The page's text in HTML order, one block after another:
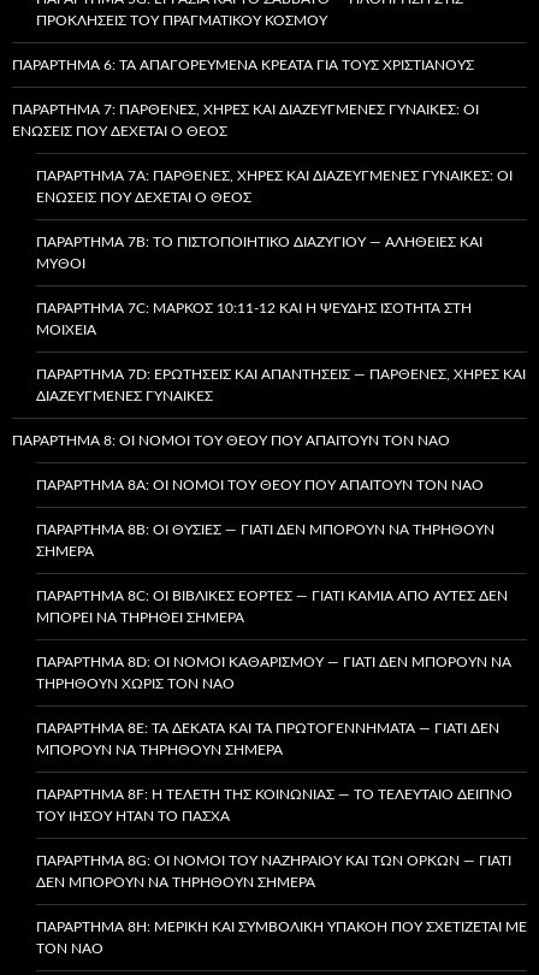
ΠΡΟΚΛΉΣΕΙΣ ΤΟΥ ΠΡΑΓΜΑΤΙΚΟΎ ΚΌΣΜΟΥ
ΠΑΡΆΡΤΗΜΑ 6: ΤΑ ΑΠΑΓΟΡΕΥΜΈΝΑ ΚΡΈΑΤΑ ΓΙΑ ΤΟΥΣ ΧΡΙΣΤΙΑΝΟΎΣ
ΠΑΡΆΡΤΗΜΑ 7: ΠΑΡΘΈΝΕΣ, ΧΉΡΕΣ ΚΑΙ ΔΙΑΖΕΥΓΜΈΝΕΣ ΓΥΝΑΊΚΕΣ: ΟΙ
ΕΝΏΣΕΙΣ ΠΟΥ ΔΈΧΕΤΑΙ Ο ΘΕΌΣ
ΠΑΡΆΡΤΗΜΑ 7A: ΠΑΡΘΈΝΕΣ, ΧΉΡΕΣ ΚΑΙ ΔΙΑΖΕΥΓΜΈΝΕΣ ΓΥΝΑΊΚΕΣ: ΟΙ
ΕΝΏΣΕΙΣ ΠΟΥ ΔΈΧΕΤΑΙ Ο ΘΕΌΣ
ΠΑΡΆΡΤΗΜΑ 7B: ΤΟ ΠΙΣΤΟΠΟΙΗΤΙΚΌ ΔΙΑΖΥΓΊΟΥ — ΑΛΉΘΕΙΕΣ ΚΑΙ
ΜΎΘΟΙ
ΠΑΡΆΡΤΗΜΑ 7C: ΜΆΡΚΟΣ 10:11-12 ΚΑΙ Η ΨΕΥΔΉΣ ΙΣΌΤΗΤΑ ΣΤΗ
ΜΟΙΧΕΊΑ
ΠΑΡΆΡΤΗΜΑ 7D: ΕΡΩΤΉΣΕΙΣ ΚΑΙ ΑΠΑΝΤΉΣΕΙΣ — ΠΑΡΘΈΝΕΣ, ΧΉΡΕΣ ΚΑΙ
ΔΙΑΖΕΥΓΜΈΝΕΣ ΓΥΝΑΊΚΕΣ
ΠΑΡΆΡΤΗΜΑ 8: ΟΙ ΝΌΜΟΙ ΤΟΥ ΘΕΟΎ ΠΟΥ ΑΠΑΙΤΟΎΝ ΤΟΝ ΝΑΌ
ΠΑΡΆΡΤΗΜΑ 8A: ΟΙ ΝΌΜΟΙ ΤΟΥ ΘΕΟΎ ΠΟΥ ΑΠΑΙΤΟΎΝ ΤΟΝ ΝΑΌ
ΠΑΡΆΡΤΗΜΑ 8B: ΟΙ ΘΥΣΊΕΣ — ΓΙΑΤΊ ΔΕΝ ΜΠΟΡΟΎΝ ΝΑ ΤΗΡΗΘΟΎΝ
ΣΉΜΕΡΑ
ΠΑΡΆΡΤΗΜΑ 8C: ΟΙ ΒΙΒΛΙΚΈΣ ΕΟΡΤΈΣ — ΓΙΑΤΊ ΚΑΜΊΑ ΑΠΌ ΑΥΤΈΣ ΔΕΝ
ΜΠΟΡΕΊ ΝΑ ΤΗΡΗΘΕΊ ΣΉΜΕΡΑ
ΠΑΡΆΡΤΗΜΑ 8D: ΟΙ ΝΌΜΟΙ ΚΑΘΑΡΙΣΜΟΎ — ΓΙΑΤΊ ΔΕΝ ΜΠΟΡΟΎΝ ΝΑ
ΤΗΡΗΘΟΎΝ ΧΩΡΊΣ ΤΟΝ ΝΑΌ
ΠΑΡΆΡΤΗΜΑ 8E: ΤΑ ΔΈΚΑΤΑ ΚΑΙ ΤΑ ΠΡΩΤΟΓΕΝΝΉΜΑΤΑ — ΓΙΑΤΊ ΔΕΝ
ΜΠΟΡΟΎΝ ΝΑ ΤΗΡΗΘΟΎΝ ΣΉΜΕΡΑ
ΠΑΡΆΡΤΗΜΑ 8F: Η ΤΕΛΕΤΉ ΤΗΣ ΚΟΙΝΩΝΊΑΣ — ΤΟ ΤΕΛΕΥΤΑΊΟ ΔΕΊΠΝΟ
ΤΟΥ ΙΗΣΟΎ ΉΤΑΝ ΤΟ ΠΆΣΧΑ
ΠΑΡΆΡΤΗΜΑ 8G: ΟΙ ΝΌΜΟΙ ΤΟΥ ΝΑΖΗΡΑΊΟΥ ΚΑΙ ΤΩΝ ΌΡΚΩΝ — ΓΙΑΤΊ
ΔΕΝ ΜΠΟΡΟΎΝ ΝΑ ΤΗΡΗΘΟΎΝ ΣΉΜΕΡΑ
ΠΑΡΆΡΤΗΜΑ 8H: ΜΕΡΙΚΉ ΚΑΙ ΣΥΜΒΟΛΙΚΉ ΥΠΑΚΟΉ ΠΟΥ ΣΧΕΤΊΖΕΤΑΙ ΜΕ
ΤΟΝ ΝΑΌ